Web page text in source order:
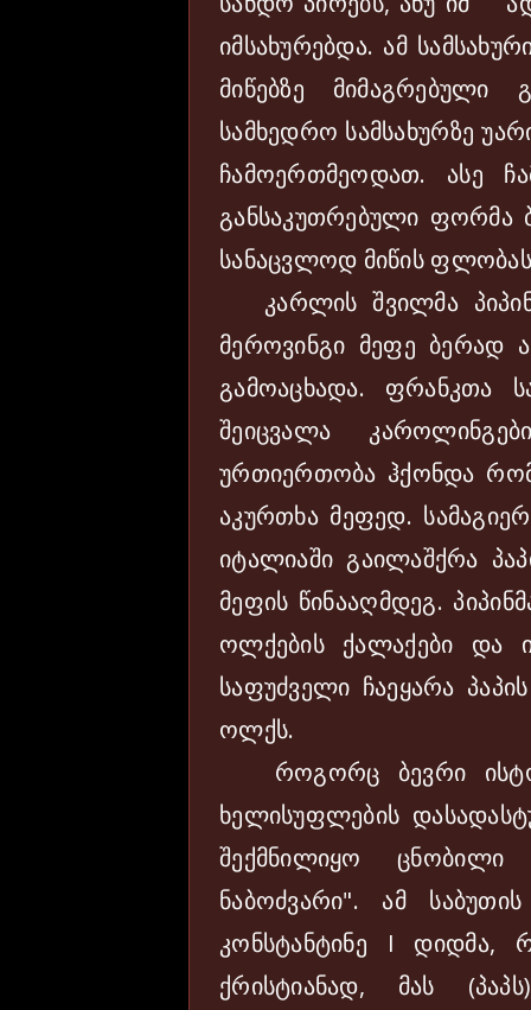
იმსახურებდა. ამ
მიწებზე მიმაგრებული
სამხედრო სამსახურზე
ჩამოერთმეოდათ. ასე
განსაკუთრებული ფორმა
სანაცვლოდ მიწის
კარლის შვილმა
მეროვინგი მეფე ბერად
გამოაცხადა. ფრანკთა
შეიცვალა
ურთიერთობა ჰქონდა
აკურთხა მეფედ.
იტალიაში გაილაშქრა
მეფის წინააღმდეგ.
ოლქების ქალაქები და
საფუძველი ჩაეყარა
ოლქს.
როგორც ბევრი
ხელისუფლების
შექმნილიყო ცნობილი
ნაბოძვარი". ამ
კონსტანტინე I დიდმა,
ქრისტიანად, მას